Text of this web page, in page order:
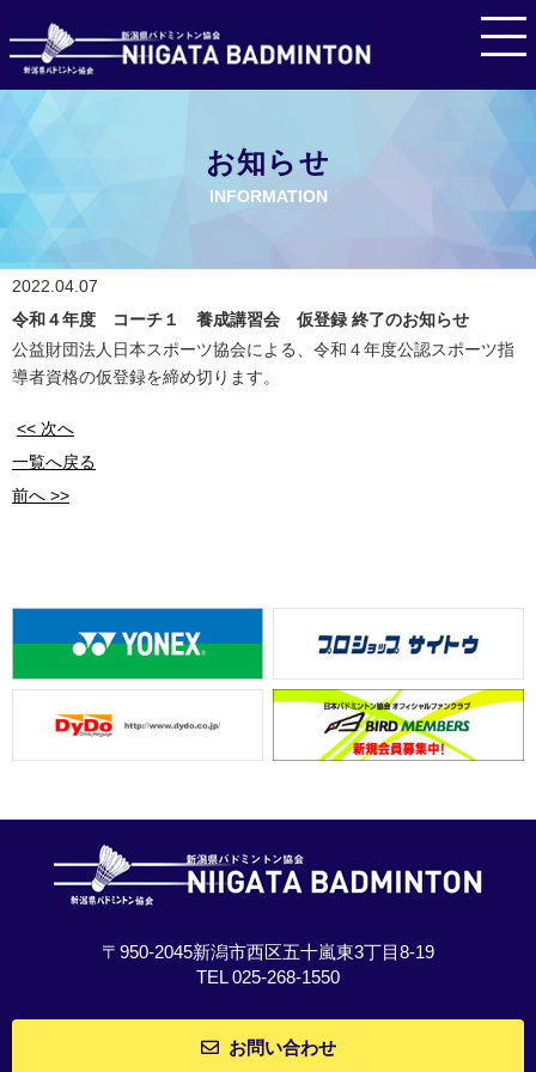
お知らせ
INFORMATION
2022.04.07
令和４年度 コーチ１ 養成講習会 仮登録 終了のお知らせ
公益財団法人日本スポーツ協会による、令和４年度公認スポーツ指
導者資格の仮登録を締め切ります。
<< 次へ
一覧へ戻る
前へ >>
〒950-2045新潟市西区五十嵐東3丁目8-19
TEL 025-268-1550
お問い合わせ